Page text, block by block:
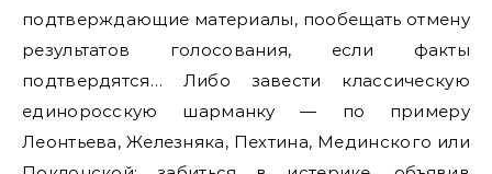
подтверждающие материалы, пообещать отмену
результатов голосования, если факты
подтвердятся… Либо завести классическую
единоросскую шарманку — по примеру
Леонтьева, Железняка, Пехтина, Мединского или